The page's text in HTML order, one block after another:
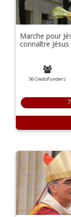
Marche pour
connaître Jésus
56 CredoFunders